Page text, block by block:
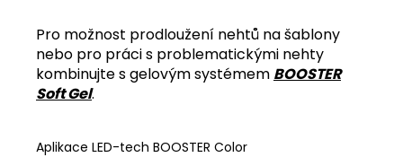
Pro možnost prodloužení nehtů na šablony
nebo pro práci s problematickými nehty
kombinujte s gelovým systémem BOOSTER
Soft Gel.
Aplikace LED-tech BOOSTER Color